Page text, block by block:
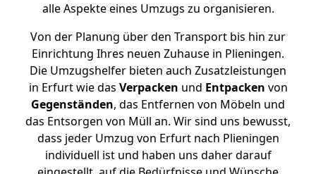
alle Aspekte eines Umzugs zu organisieren.
Von der Planung über den Transport bis hin zur
Einrichtung Ihres neuen Zuhause in Plieningen.
Die Umzugshelfer bieten auch Zusatzleistungen
in Erfurt wie das Verpacken und Entpacken von
Gegenständen, das Entfernen von Möbeln und
das Entsorgen von Müll an. Wir sind uns bewusst,
dass jeder Umzug von Erfurt nach Plieningen
individuell ist und haben uns daher darauf